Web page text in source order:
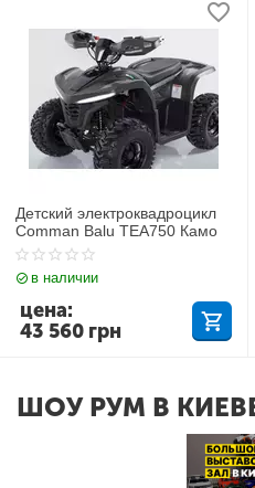
Детский электроквадроцикл
Comman Balu TEA750 Камо
в наличии
43 560 грн
цена:
ШОУ РУМ В